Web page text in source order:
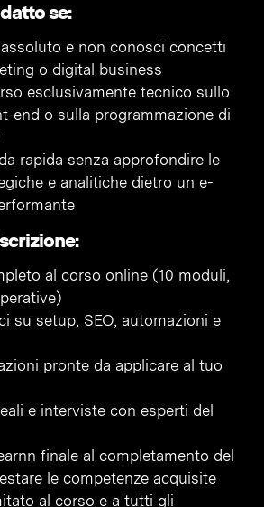
se:
e non conosci concetti
o digital business
esclusivamente tecnico sullo
end o sulla programmazione di
rapida senza approfondire le
e analitiche dietro un e-
al corso online (10 moduli,
su setup, SEO, automazioni e
pronte da applicare al tuo
e interviste con esperti del
finale al completamento del
le competenze acquisite
al corso e a tutti gli